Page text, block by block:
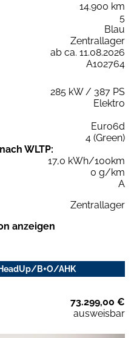
14.900 km
5
Blau
Zentrallager
ab ca. 11.08.2026
A102764
285 kW / 387 PS
Elektro
Euro6d
4 (Green)
WLTP:
17,0 kWh/100km
0 g/km
A
Zentrallager
anzeigen
B+O/AHK
73.299,00 €
ausweisbar